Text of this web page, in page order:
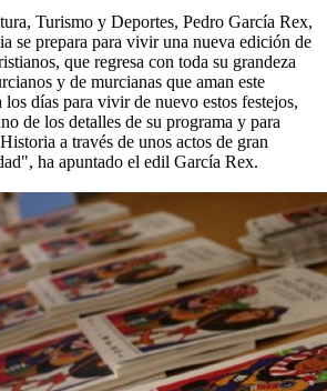
Turismo y Deportes, Pedro García Rex,
se prepara para vivir una nueva edición de
que regresa con toda su grandeza
y de murcianas que aman este
días para vivir de nuevo estos festejos,
de los detalles de su programa y para
a través de unos actos de gran
ha apuntado el edil García Rex.